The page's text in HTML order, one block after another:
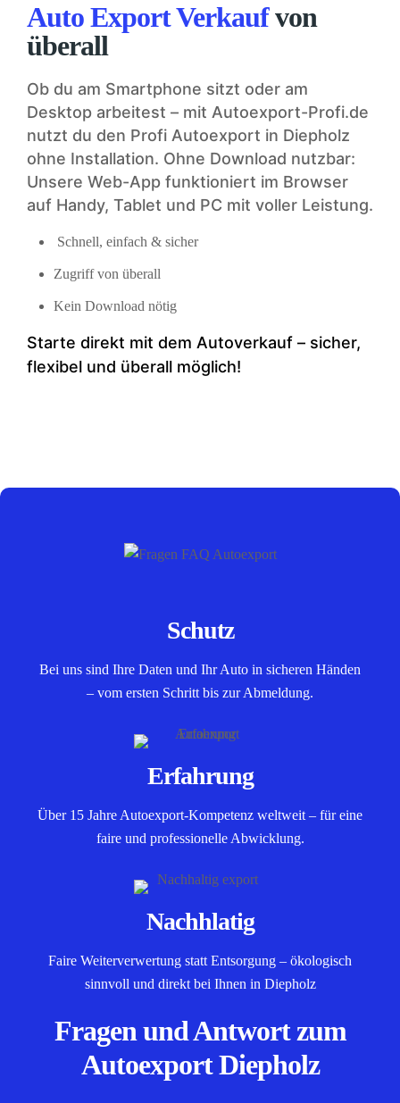
Auto Export Verkaufvon
überall
Ob du am Smartphone sitzt oder am
Desktop arbeitest – mit Autoexport-Profi.de
nutzt du den Profi Autoexport in Diepholz
ohne Installation. Ohne Download nutzbar:
Unsere Web-App funktioniert im Browser
auf Handy, Tablet und PC mit voller Leistung.
Schnell, einfach & sicher
Zugriff von überall
Kein Download nötig
Starte direkt mit dem Auto­verkauf – sicher,
flexibel und überall möglich!
Fragen und Antwort zum
Autoexport Diepholz
Schutz
Bei uns sind Ihre Daten und Ihr Auto in sicheren Händen
– vom ersten Schritt bis zur Abmeldung.
Erfahrung
Über 15 Jahre Autoexport-Kompetenz weltweit – für eine
faire und professionelle Abwicklung.
Nachhlatig
Faire Weiterverwertung statt Entsorgung – ökologisch
sinnvoll und direkt bei Ihnen in Diepholz